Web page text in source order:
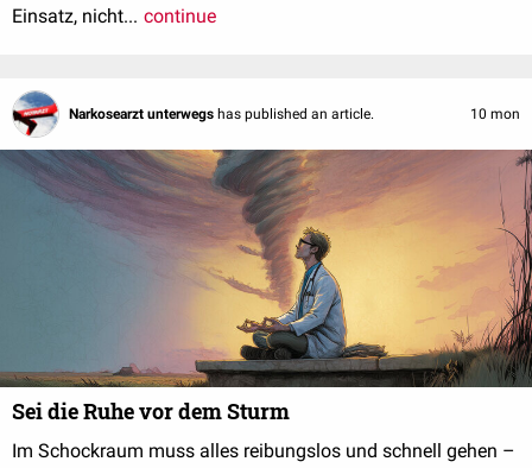
Einsatz, nicht... continue
Narkosearzt unterwegs has published an article. 10 mon
Sei die Ruhe vor dem Sturm
Im Schockraum muss alles reibungslos und schnell gehen –